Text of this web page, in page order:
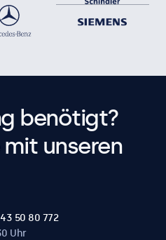
benötigt?
unseren
50 80 772
Uhr